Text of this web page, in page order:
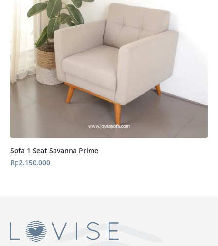
Sofa 1 Seat Savanna Prime
Rp2.150.000